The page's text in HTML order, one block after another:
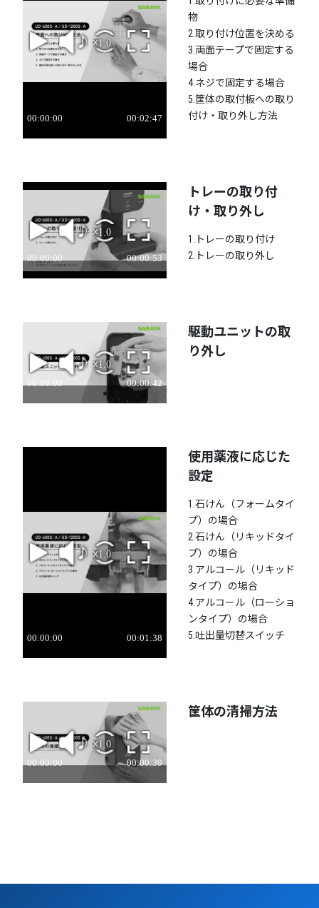
物
2.取り付け位置を決める
3.両面テープで固定する
場合
4.ネジで固定する場合
5.筐体の取付板への取り
付け・取り外し方法
トレーの取り付
け・取り外し
1.トレーの取り付け
2.トレーの取り外し
駆動ユニットの取
り外し
使用薬液に応じた
設定
1.石けん（フォームタイ
プ）の場合
2.石けん（リキッドタイ
プ）の場合
3.アルコール（リキッド
タイプ）の場合
4.アルコール（ローショ
ンタイプ）の場合
5.吐出量切替スイッチ
筐体の清掃方法